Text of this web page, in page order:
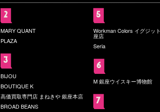
MARY QUANT
PLAZA
BIJOU
BOUTIQUE K
高価買取専門店 まねきや 銀座本店
BROAD BEANS
Workman Colors イグジッ
座店
Seria
M 銀座ウイスキー博物館